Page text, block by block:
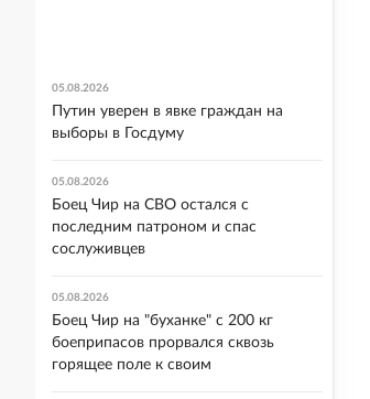
05.08.2026
Путин уверен в явке граждан на
выборы в Госдуму
05.08.2026
Боец Чир на СВО остался с
последним патроном и спас
сослуживцев
05.08.2026
Боец Чир на "буханке" с 200 кг
боеприпасов прорвался сквозь
горящее поле к своим